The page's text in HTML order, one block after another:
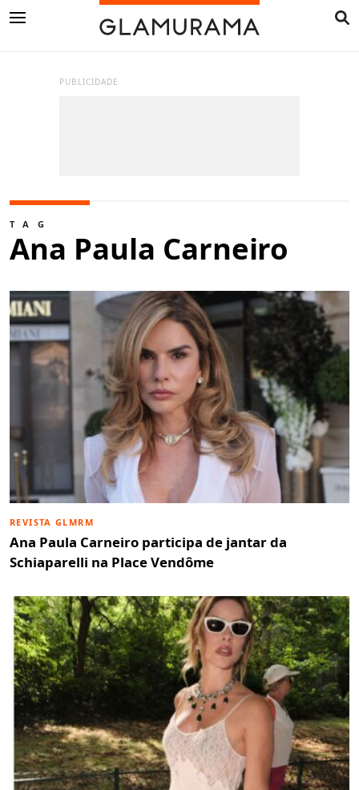
PUBLICIDADE
TAG
Ana Paula Carneiro
REVISTA GLMRM
Ana Paula Carneiro participa de jantar da
Schiaparelli na Place Vendôme